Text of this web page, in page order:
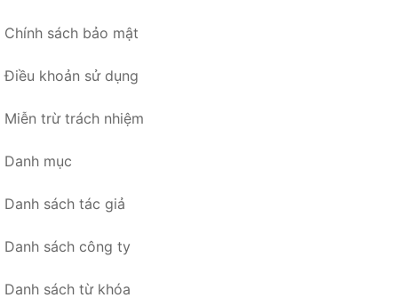
Chính sách bảo mật
Điều khoản sử dụng
Miễn trừ trách nhiệm
Danh mục
Danh sách tác giả
Danh sách công ty
Danh sách từ khóa